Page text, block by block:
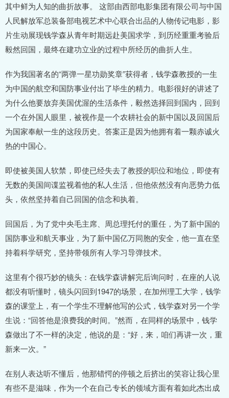
其中鲜为人知的曲折故事。 这部由西部电影集团有限公司与中国
人民解放军总装备部电视艺术中心联合出品的人物传记电影，影
片生动展现钱学森从青年时期远赴美国求学，到历经重重考验后
毅然回国，最终在建功立业的过程中所经历的曲折人生。
作为我国著名的“两弹一星功勋奖章”获得者，钱学森教授的一生
为中国的航空和国防事业付出了毕生的精力。电影很好的讲述了
为什么他要放弃美国优渥的生活条件，毅然选择回到国内，回到
一个在外国人眼里，被视作是一个农耕社会的新中国以及回国后
为国家奉献一生的这段历史。答案正是因为他拥有着一颗赤诚火
热的中国心。
即使被美国人软禁，即使已经失去了教授的职位和地位，即使有
无数的美国间谍监视着他的私人生活，但他依然没有向恶势力低
头，依然坚持着自己回国的信念和执着。
回国后，为了党中央毛主席、周总理托付的重任，为了新中国的
国防事业和航天事业，为了新中国亿万同胞的安全，他一直在坚
持着科学研究，坚持带领所有人学习导弹技术。
这里有个很巧妙的镜头：在钱学森讲解完后询问时，在座的人说
都没有听懂时，镜头闪回到1947的场景，在加州理工大学，钱学
森的课堂上，有一个学生不理解他写的公式，钱学森对另一个学
生说：“回答他是浪费我的时间。”然而，在同样的场景中，钱学
森做出了不一样的决定，他说的是：“好，来，咱们再讲一次，重
新来一次。”
在别人表达听不懂后，他那错愕的停顿之后挤出的笑容让我心里
有些不是滋味，作为一个在自己专长的领域方面有着如此杰出成